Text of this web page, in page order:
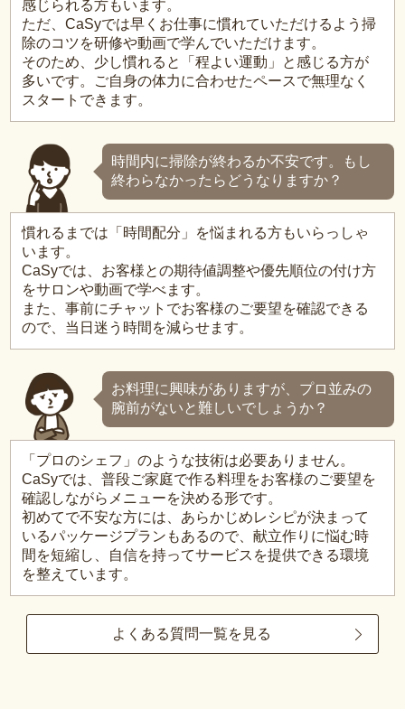
感じられる方もいます。
ただ、CaSyでは早くお仕事に慣れていただけるよう掃
除のコツを研修や動画で学んでいただけます。
そのため、少し慣れると「程よい運動」と感じる方が
多いです。ご自身の体力に合わせたペースで無理なく
スタートできます。
時間内に掃除が終わるか不安です。もし
終わらなかったらどうなりますか？
慣れるまでは「時間配分」を悩まれる方もいらっしゃ
います。
CaSyでは、お客様との期待値調整や優先順位の付け方
をサロンや動画で学べます。
また、事前にチャットでお客様のご要望を確認できる
ので、当日迷う時間を減らせます。
お料理に興味がありますが、プロ並みの
腕前がないと難しいでしょうか？
「プロのシェフ」のような技術は必要ありません。
CaSyでは、普段ご家庭で作る料理をお客様のご要望を
確認しながらメニューを決める形です。
初めてで不安な方には、あらかじめレシピが決まって
いるパッケージプランもあるので、献立作りに悩む時
間を短縮し、自信を持ってサービスを提供できる環境
を整えています。
よくある質問一覧を見る